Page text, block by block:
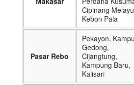
Cipinang
Kebon Pala
Pasar Rebo
Pekayon,
Gedong,
Cijangtung,
Kampung Baru,
Kalisari